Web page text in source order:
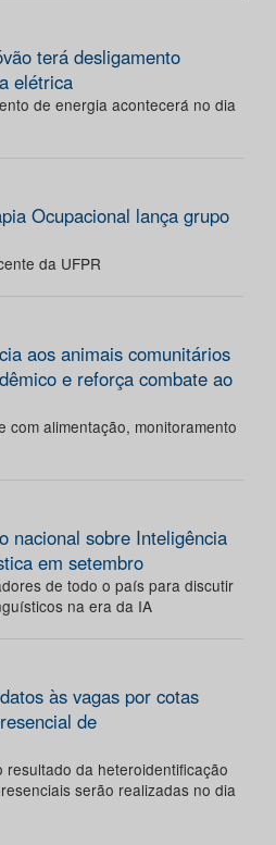
terá desligamento
elétrica
de energia acontecerá no dia
Ocupacional lança grupo
da UFPR
aos animais comunitários
e reforça combate ao
com alimentação, monitoramento
nacional sobre Inteligência
em setembro
de todo o país para discutir
na era da IA
às vagas por cotas
de
resultado da heteroidentificação
serão realizadas no dia